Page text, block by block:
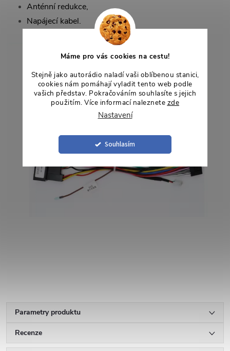
Máme pro vás cookies na cestu!
Stejně jako autorádio naladí vaši oblíbenou stanici,
cookies nám pomáhají vyladit tento web podle
vašich představ. Pokračováním souhlasíte s jejich
použitím. Více informací naleznete zde
Nastavení
Souhlasím
Anténní redukce,
Napájecí kabel.
Parametry produktu
Recenze